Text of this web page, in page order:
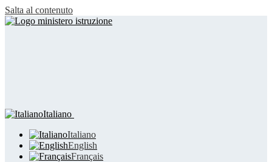
Salta al contenuto
Italiano
Italiano
English
Français